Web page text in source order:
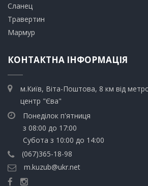
​Сланец
Травертин​
​Мармур
КОНТАКТНА ІНФОРМАЦІЯ
м.Київ, Віта-Поштова, 8 км від
центр "Єва"
Понеділок п'ятниця
з 08:00 до 17:00
Субота з 10:00 до 14:00
(067)365-18-98
m.kuzub@ukr.net